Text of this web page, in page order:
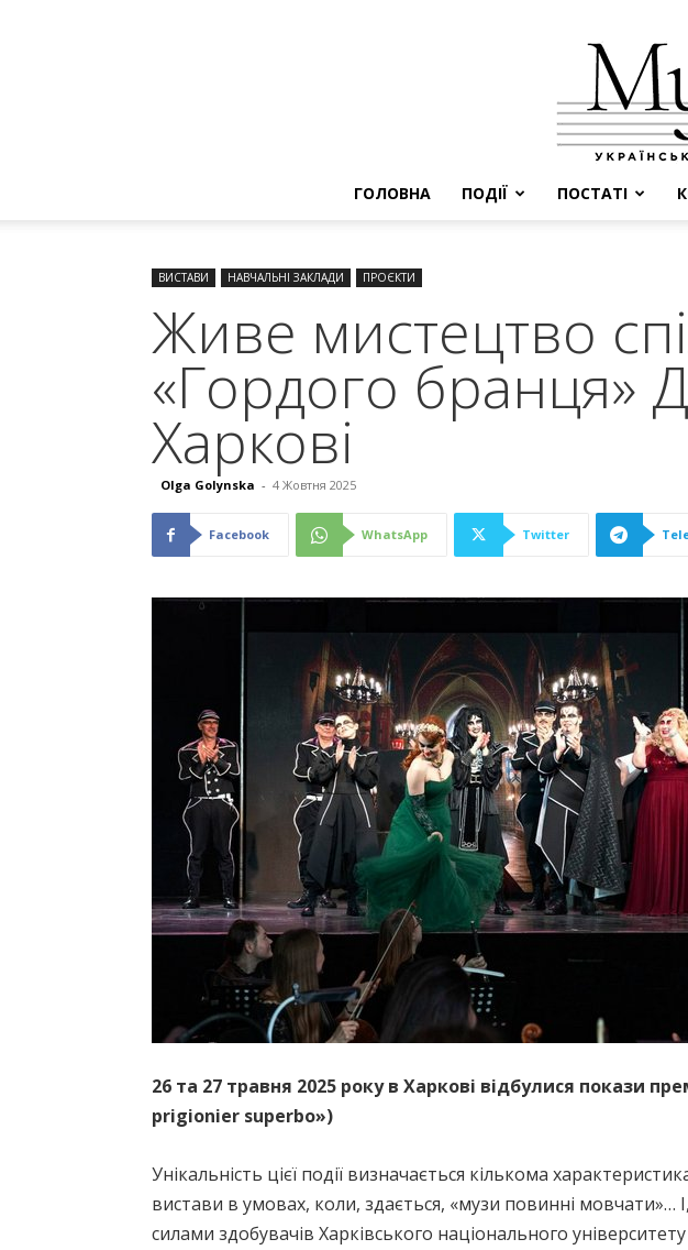
ГОЛОВНА ПОДІЇ ПОСТАТІ
ВИСТАВИ НАВЧАЛЬНІ ЗАКЛАДИ ПРОЄКТИ
Живе мистецтво
«Гордого бранця»
Харкові
Olga Golynska - 4 Жовтня 2025
Facebook WhatsApp Twitter
26 та 27 травня 2025 року в Харкові відбулися покази
prigionier superbo»)
Унікальність цієї події визначається кількома
вистави в умовах, коли, здається, «музи повинні
силами здобувачів Харківського національного